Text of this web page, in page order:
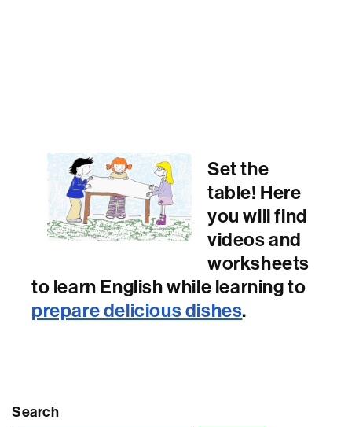
Set the
table! Here
you will find
videos and
worksheets
to learn English while learning to
prepare delicious dishes.
Search